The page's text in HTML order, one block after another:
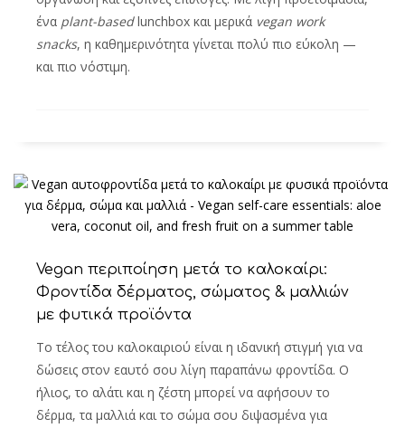
ένα plant-basedlunchbox και μερικά vegan work
snacks, η καθημερινότητα γίνεται πολύ πιο εύκολη —
και πιο νόστιμη.
Vegan περιποίηση μετά το καλοκαίρι:
Φροντίδα δέρματος, σώματος & μαλλιών
με φυτικά προϊόντα
Το τέλος του καλοκαιριού είναι η ιδανική στιγμή για να
δώσεις στον εαυτό σου λίγη παραπάνω φροντίδα. Ο
ήλιος, το αλάτι και η ζέστη μπορεί να αφήσουν το
δέρμα, τα μαλλιά και το σώμα σου διψασμένα για